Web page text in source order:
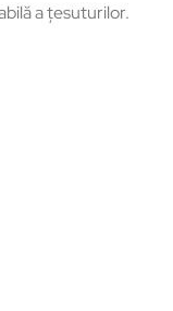
a țesuturilor.